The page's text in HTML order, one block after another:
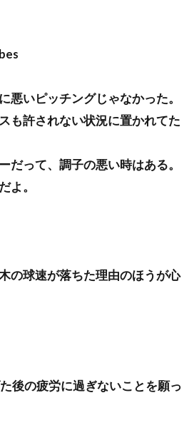
悪いピッチングじゃなかった。
も許されない状況に置かれてた
だって、調子の悪い時はある。
よ。
の球速が落ちた理由のほうが心
後の疲労に過ぎないことを願っ